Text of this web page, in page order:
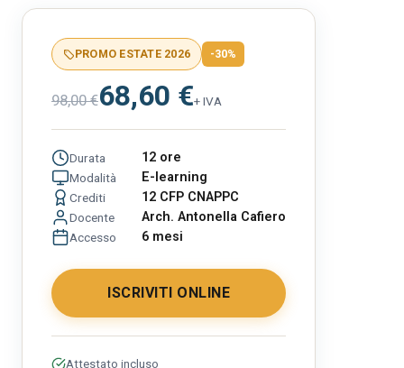
PROMO ESTATE 2026 -30%
98,00 €68,60 €+ IVA
Durata 12 ore
Modalità E-learning
Crediti 12 CFP CNAPPC
Docente Arch. Antonella Cafiero
Accesso 6 mesi
ISCRIVITI ONLINE
Attestato incluso